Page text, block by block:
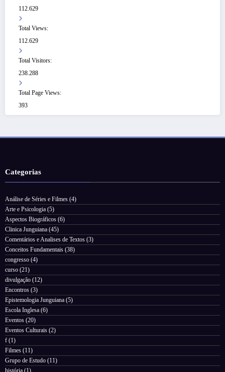
112.629
Total Views:
112.629
Total Visitors:
238.288
Total Page Views:
393
Categorias
Análise de Séries e Filmes (4)
Arte e Psicologia (5)
Aspectos Biográficos (6)
Clinica Junguiana (45)
Comentários e Analises de Textos (3)
Conceitos Fundamentais (38)
congresso (4)
curso (21)
divulgação (12)
Encontros (3)
Epistemologia Junguiana (5)
Escola Inglesa (6)
Eventos (20)
Eventos Culturais (2)
f (1)
Filmes (11)
Grupo de Estudo (11)
história (1)